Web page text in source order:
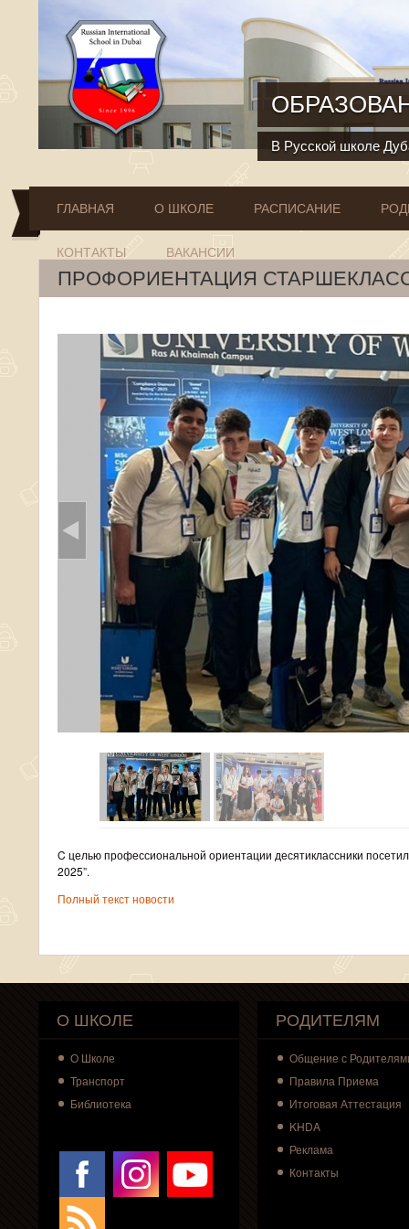
В Русской школе
ГЛАВНАЯ О ШКОЛЕ РАСПИСАНИЕ
КОНТАКТЫ ВАКАНСИИ
ПРОФОРИЕНТАЦИЯ
C целью профессиональной ориентации десятиклассники
2025”.
Полный текст новости
О ШКОЛЕ
О Школе
Транспорт
Библиотека
РОДИТЕЛЯМ
Общение с
Правила Приема
Итоговая Аттестация
KHDA
Реклама
Контакты